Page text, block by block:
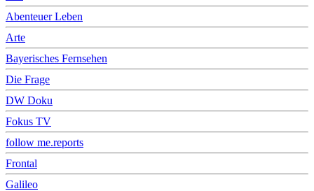
Abenteuer Leben
Arte
Bayerisches Fernsehen
Die Frage
DW Doku
Fokus TV
follow me.reports
Frontal
Galileo